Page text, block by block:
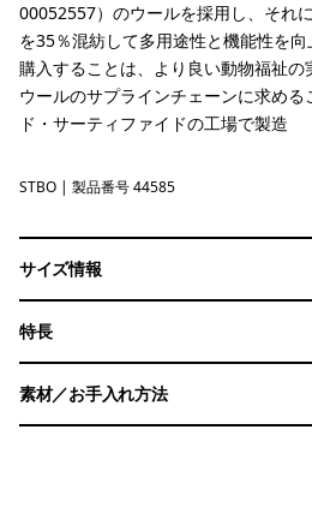
00052557）のウールを採用し、それ
を35％混紡して多用途性と機能性を
購入することは、より良い動物福祉
ウールのサプラインチェーンに求め
ド・サーティファイドの工場で製造
Strata Stripe: Bobcat Brown
STBO | 製品番号 44585
サイズ情報
特長
素材／お手入れ方法